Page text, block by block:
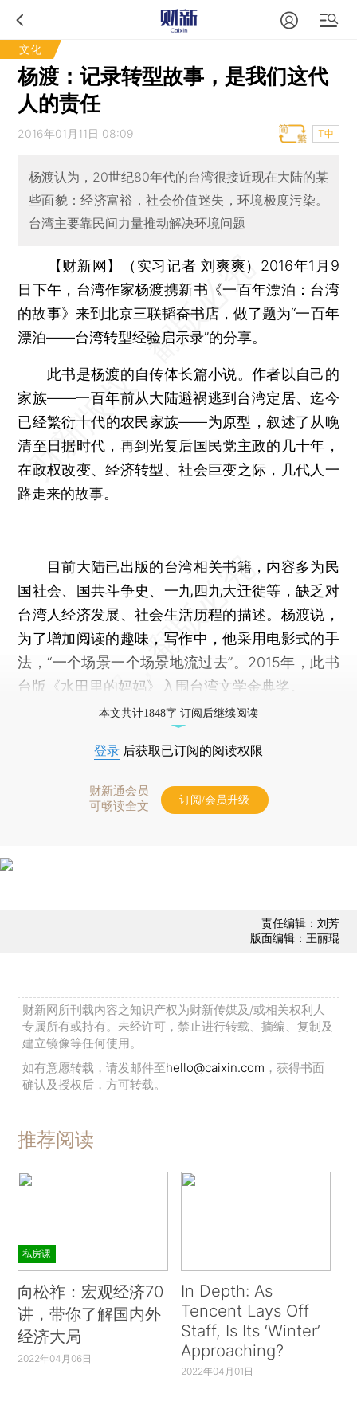
文化
杨渡：记录转型故事，是我们这代
人的责任
2016年01月11日 08:09 T中
杨渡认为，20世纪80年代的台湾很接近现在大陆的某
些面貌：经济富裕，社会价值迷失，环境极度污染。
台湾主要靠民间力量推动解决环境问题
【财新网】（实习记者 刘爽爽） 2016年1月9
日下午，台湾作家杨渡携新书《一百年漂泊：台湾
的故事》来到北京三联韬奋书店，做了题为“一百年
漂泊——台湾转型经验启示录”的分享。
此书是杨渡的自传体长篇小说。作者以自己的
家族——一百年前从大陆避祸逃到台湾定居、迄今
已经繁衍十代的农民家族——为原型，叙述了从晚
清至日据时代，再到光复后国民党主政的几十年，
在政权改变、经济转型、社会巨变之际，几代人一
路走来的故事。
目前大陆已出版的台湾相关书籍，内容多为民
国社会、国共斗争史、一九四九大迁徙等，缺乏对
台湾人经济发展、社会生活历程的描述。杨渡说，
为了增加阅读的趣味，写作中，他采用电影式的手
法，“一个场景一个场景地流过去”。2015年，此书
台版《水田里的妈妈》入围台湾文学金典奖。
本文共计1848字 订阅后继续阅读
登录 后获取已订阅的阅读权限
财新通会员
可畅读全文
订阅/会员升级
责任编辑：刘芳
版面编辑：王丽琨
财新网所刊载内容之知识产权为财新传媒及/或相关权利人
专属所有或持有。未经许可，禁止进行转载、摘编、复制及
建立镜像等任何使用。
如有意愿转载，请发邮件至hello@caixin.com ，获得书面
确认及授权后，方可转载。
推荐阅读
私房课
向松祚：宏观经济70
讲，带你了解国内外
经济大局
2022年04月06日
In Depth: As
Tencent Lays Off
Staff, Is Its ‘Winter’
Approaching?
2022年04月01日